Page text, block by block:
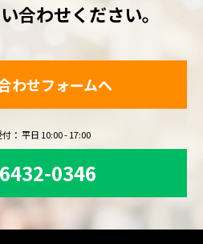
合わせください。
わせフォームへ
： 平日 10:00 - 17:00
0346